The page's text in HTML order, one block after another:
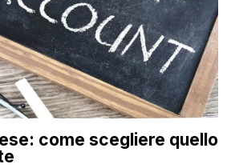
come scegliere quello